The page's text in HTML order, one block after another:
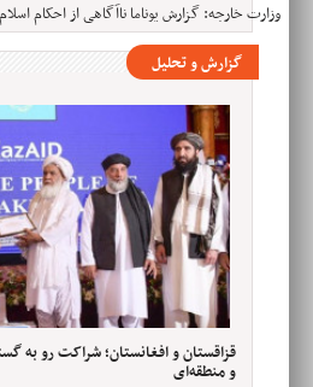
وزارت خارجه: گزارش یوناما ناآگاهی از احکام
گزارش و تحلیل
قزاقستان و افغانستان؛ شراکت رو به
و منطقه‌ای